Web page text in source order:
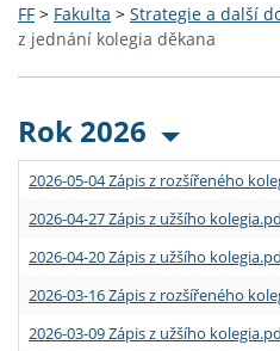
FF > Fakulta > Strategie a další
z jednání kolegia děkana
Rok 2026
2026-05-04 Zápis z rozšířeného
2026-04-27 Zápis z užšího
2026-04-20 Zápis z užšího
2026-03-16 Zápis z rozšířeného
2026-03-09 Zápis z užšího